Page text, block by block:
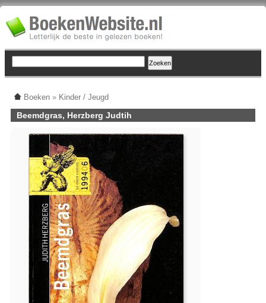
Boeken » Kinder / Jeugd
Beemdgras, Herzberg Judtih